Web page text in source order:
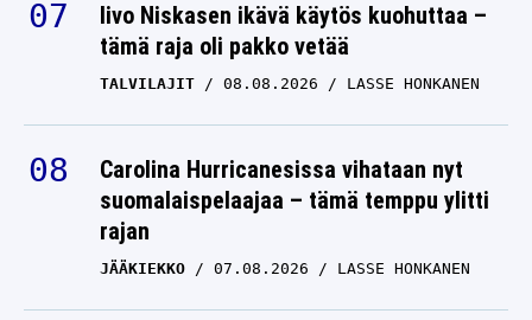
Iivo Niskasen ikävä käytös kuohuttaa –
tämä raja oli pakko vetää
TALVILAJIT 08.08.2026 LASSE HONKANEN
Carolina Hurricanesissa vihataan nyt
suomalaispelaajaa – tämä temppu ylitti
rajan
JÄÄKIEKKO 07.08.2026 LASSE HONKANEN